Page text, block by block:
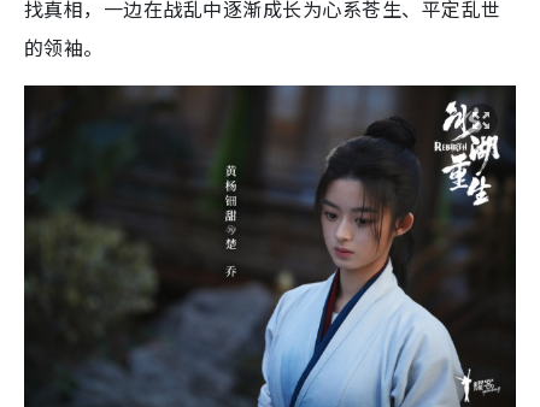
找真相，一边在战乱中逐渐成长为心系苍生、平定乱世
的领袖。